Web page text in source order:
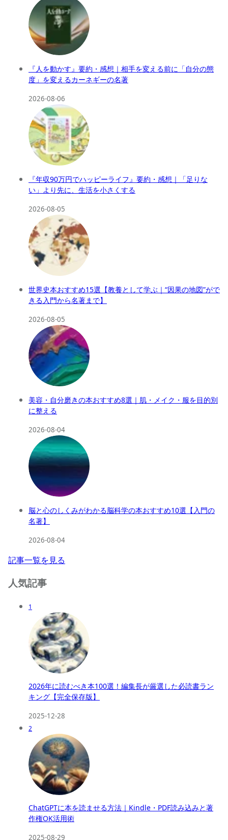
『人を動かす』要約・感想｜相手を変える前に「自分の態
度」を変えるカーネギーの名著
2026-08-06
『年収90万円でハッピーライフ』要約・感想｜「足りな
い」より先に、生活を小さくする
2026-08-05
世界史本おすすめ15選【教養として学ぶ｜“因果の地図”がで
きる入門から名著まで】
2026-08-05
美容・自分磨きの本おすすめ8選｜肌・メイク・服を目的別
に整える
2026-08-04
脳と心のしくみがわかる脳科学の本おすすめ10選【入門の
名著】
2026-08-04
記事一覧を見る
人気記事
1
2026年に読むべき本100選！編集長が厳選した必読書ラン
キング【完全保存版】
2025-12-28
2
ChatGPTに本を読ませる方法｜Kindle・PDF読み込みと著
作権OK活用術
2025-08-29